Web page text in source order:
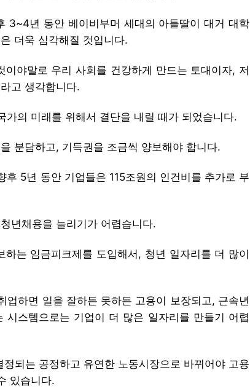
3~4년 동안 베이비부머 세대의 아들딸이 대거 대학
더욱 심각해질 것입니다.
야말로 우리 사회를 건강하게 만드는 토대이자, 저
고 생각합니다.
가의 미래를 위해서 결단을 내릴 때가 되었습니다.
분담하고, 기득권을 조금씩 양보해야 합니다.
5년 동안 기업들은 115조원의 인건비를 추가로 부
년채용을 늘리기가 어렵습니다.
는 임금피크제를 도입해서, 청년 일자리를 더 많이
업하면 일을 잘하든 못하든 고용이 보장되고, 근속년
시스템으로는 기업이 더 많은 일자리를 만들기 어렵
되는 공정하고 유연한 노동시장으로 바뀌어야 고용
있습니다.